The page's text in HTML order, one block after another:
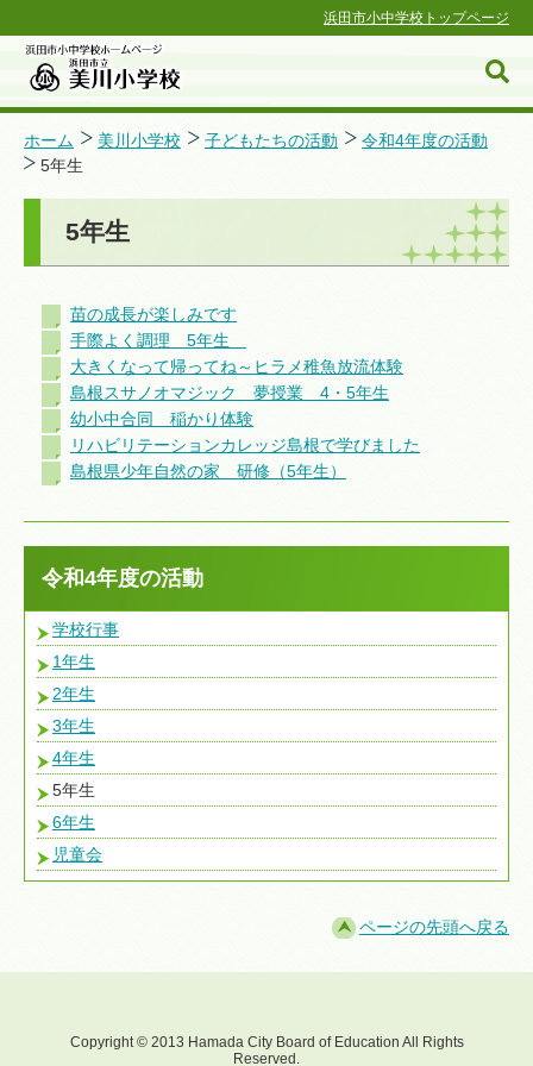
浜田市小中学校トップページ
浜田市小中学校ホームページ
ホーム 美川小学校 子どもたちの活動
令和4年度の活動
5年生
5年生
苗の成長が楽しみです
手際よく調理 5年生
大きくなって帰ってね～ヒラメ稚魚放流体験
島根スサノオマジック 夢授業 4・5年生
幼小中合同 稲かり体験
リハビリテーションカレッジ島根で学びました
島根県少年自然の家 研修（5年生）
令和4年度の活動
学校行事
1年生
2年生
3年生
4年生
5年生
6年生
児童会
ページの先頭へ戻る
Copyright © 2013 Hamada City Board of Education All Rights
Reserved.